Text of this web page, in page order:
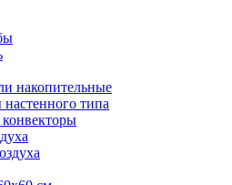
накопительные
типа